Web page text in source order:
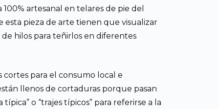
artesanal en telares de pie del
esta pieza de arte tienen que visualizar
hilos para teñirlos en diferentes
cortes para el consumo local e
llenos de cortaduras porque pasan
o “trajes típicos” para referirse a la